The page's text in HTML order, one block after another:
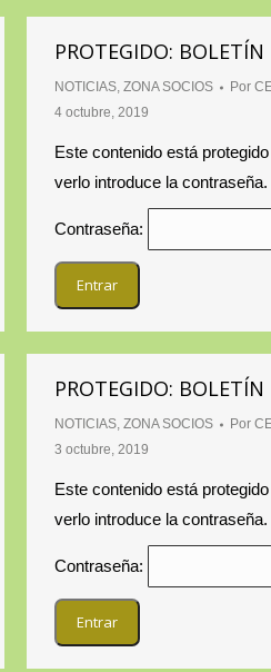
PROTEGIDO: BOLETÍN
NOTICIAS, ZONA SOCIOS Por
4 octubre, 2019
Este contenido está
verlo introduce la contraseña.
Contraseña:
PROTEGIDO: BOLETÍN
NOTICIAS, ZONA SOCIOS Por
3 octubre, 2019
Este contenido está
verlo introduce la contraseña.
Contraseña: